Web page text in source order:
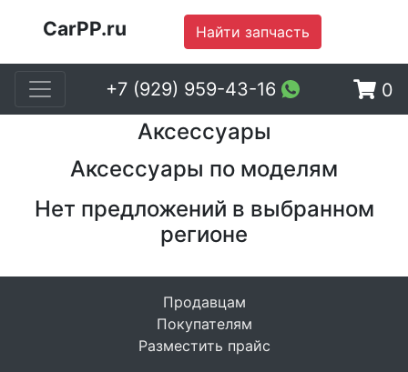
CarPP.ru Найти запчасть
+7 (929) 959-43-16 0
Аксессуары
Аксессуары по моделям
Нет предложений в выбранном
регионе
Продавцам
Покупателям
Разместить прайс